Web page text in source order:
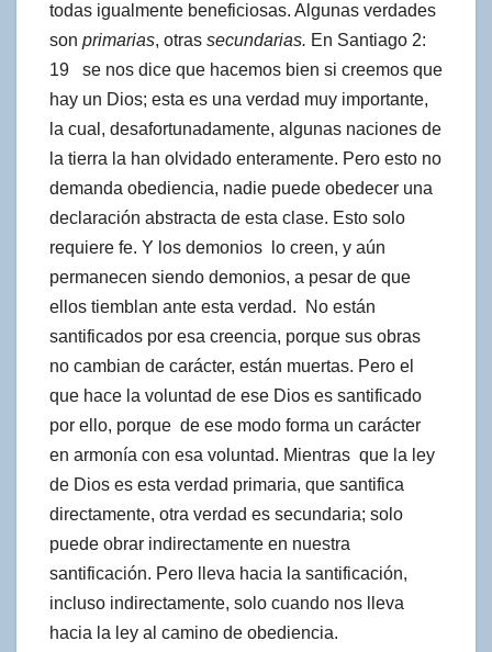
todas igualmente beneficiosas. Algunas verdades
son primarias, otras secundarias. En Santiago 2:
19 se nos dice que hacemos bien si creemos que
hay un Dios; esta es una verdad muy importante,
la cual, desafortunadamente, algunas naciones de
la tierra la han olvidado enteramente. Pero esto no
demanda obediencia, nadie puede obedecer una
declaración abstracta de esta clase. Esto solo
requiere fe. Y los demonios lo creen, y aún
permanecen siendo demonios, a pesar de que
ellos tiemblan ante esta verdad. No están
santificados por esa creencia, porque sus obras
no cambian de carácter, están muertas. Pero el
que hace la voluntad de ese Dios es santificado
por ello, porque de ese modo forma un carácter
en armonía con esa voluntad. Mientras que la ley
de Dios es esta verdad primaria, que santifica
directamente, otra verdad es secundaria; solo
puede obrar indirectamente en nuestra
santificación. Pero lleva hacia la santificación,
incluso indirectamente, solo cuando nos lleva
hacia la ley al camino de obediencia.